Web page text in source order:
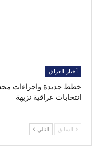
أخبار العراق
خطط جديدة واجراءات
انتخابات عراقية نزيهة
السابق التالي